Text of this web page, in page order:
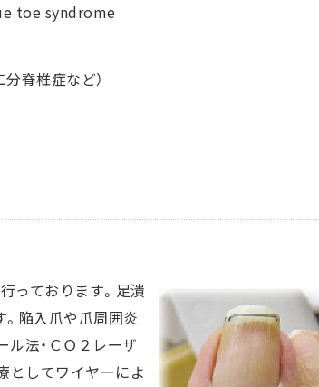
toe syndrome
脊椎症など）
っております。足潰
。陥入爪や爪周囲炎
ル法・ＣＯ２レーザ
としてワイヤーによ